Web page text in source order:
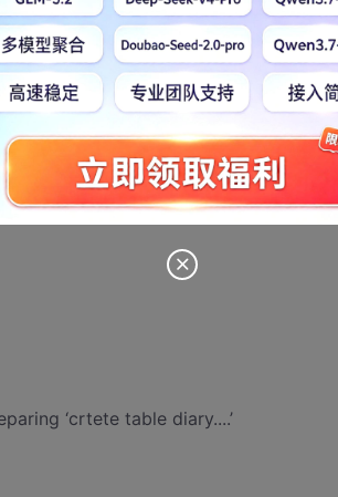
"create table course " +
text not null, place text not null);";
‘crtete table diary....’